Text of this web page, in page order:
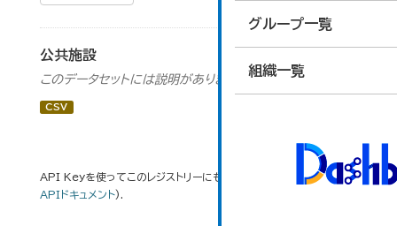
グループ一覧
組織一覧
公共施設
このデータセットには説明がありません
CSV
API Keyを使ってこのレジストリーにもアクセス可能ですAPI(see
APIドキュメント).